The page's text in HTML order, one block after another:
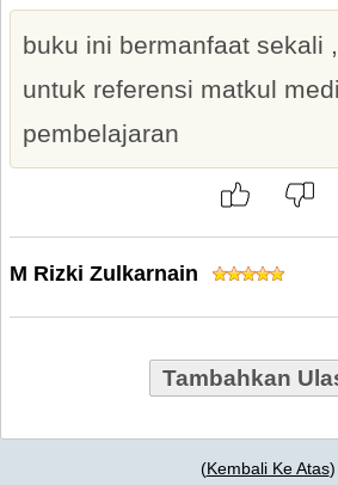
buku ini bermanfaat sekali
untuk referensi matkul
pembelajaran
M Rizki Zulkarnain
Tambahkan
(Kembali Ke Atas)